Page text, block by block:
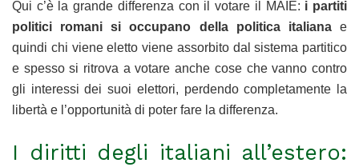
Qui c’è la grande differenza con il votare il MAIE: i partiti
politici romani si occupano della politica italianae
quindi chi viene eletto viene assorbito dal sistema partitico
e spesso si ritrova a votare anche cose che vanno contro
gli interessi dei suoi elettori, perdendo completamente la
libertà e l’opportunità di poter fare la differenza.
I diritti degli italiani all’estero: